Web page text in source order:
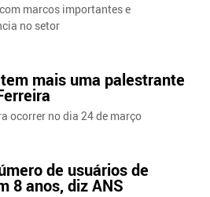
marcos importantes e
no setor
mais uma palestrante
ocorrer no dia 24 de março
de usuários de
8 anos, diz ANS